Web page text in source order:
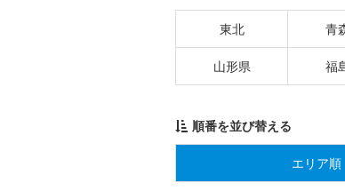
東北 青
山形県 福
順番を並び替える
エリア順